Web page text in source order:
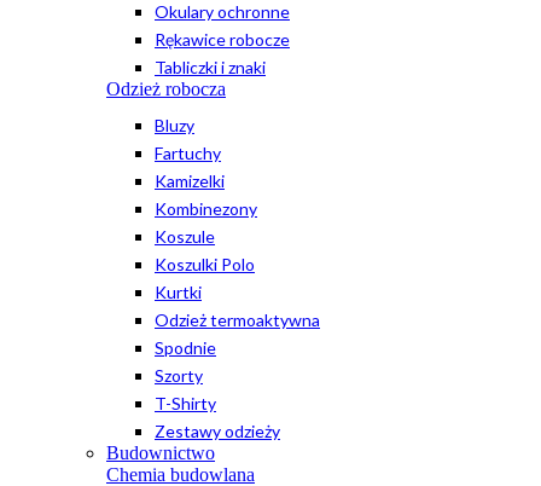
Okulary ochronne
Rękawice robocze
Tabliczki i znaki
Odzież robocza
Bluzy
Fartuchy
Kamizelki
Kombinezony
Koszule
Koszulki Polo
Kurtki
Odzież termoaktywna
Spodnie
Szorty
T-Shirty
Zestawy odzieży
Budownictwo
Chemia budowlana